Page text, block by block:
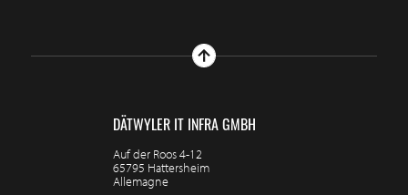
DÄTWYLER IT INFRA GMBH
Auf der Roos 4-12
65795 Hattersheim
Allemagne